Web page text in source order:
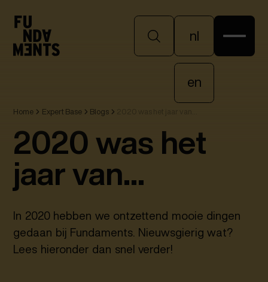
nl
en
Home Expert Base Blogs
2020 was het
jaar van...
In 2020 hebben we ontzettend mooie dingen
gedaan bij Fundaments. Nieuwsgierig wat?
Lees hieronder dan snel verder!